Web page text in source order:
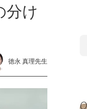
分け
徳永 真理先生